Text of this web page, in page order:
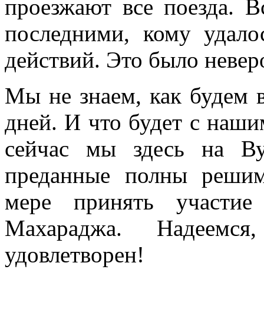
проезжают все
последними, кому
действий. Это было
Мы не знаем, как будем
дней. И что будет с
сейчас мы здесь на
преданные полны
мере принять
Махараджа.
удовлетворен!